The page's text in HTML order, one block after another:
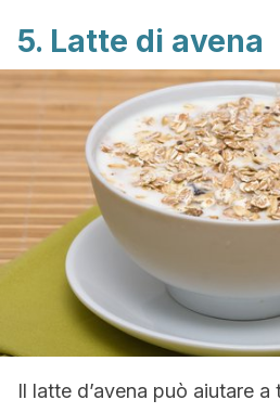
5. Latte di avena
Il latte d’avena può aiutare